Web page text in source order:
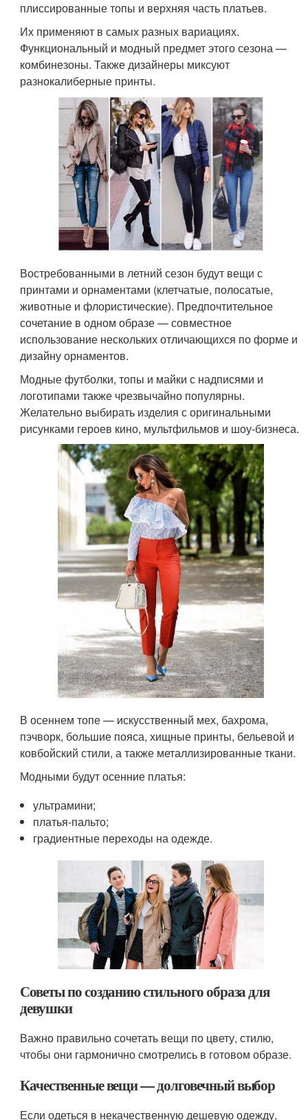
плиссированные топы и верхняя часть платьев.
Их применяют в самых разных вариациях.
Функциональный и модный предмет этого сезона —
комбинезоны. Также дизайнеры миксуют
разнокалиберные принты.
Востребованными в летний сезон будут вещи с
принтами и орнаментами (клетчатые, полосатые,
животные и флористические). Предпочтительное
сочетание в одном образе — совместное
использование нескольких отличающихся по форме и
дизайну орнаментов.
Модные футболки, топы и майки с надписями и
логотипами также чрезвычайно популярны.
Желательно выбирать изделия с оригинальными
рисунками героев кино, мультфильмов и шоу-бизнеса.
В осеннем топе — искусственный мех, бахрома,
пэчворк, большие пояса, хищные принты, бельевой и
ковбойский стили, а также металлизированные ткани.
Модными будут осенние платья:
ультрамини;
платья-пальто;
градиентные переходы на одежде.
Советы по созданию стильного образа для
девушки
Важно правильно сочетать вещи по цвету, стилю,
чтобы они гармонично смотрелись в готовом образе.
Качественные вещи — долговечный выбор
Если одеться в некачественную дешевую одежду,